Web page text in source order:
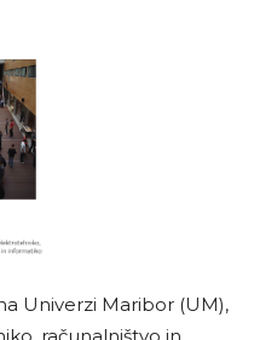
Univerzi Maribor (UM),